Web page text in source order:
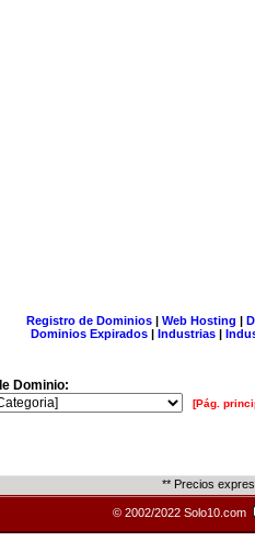
Registro de Dominios| Web Hosting |
Dominios Expirados | Industrias |
Dominio:
[Pág.
** Precios
© 2002/2022 Solo10.com